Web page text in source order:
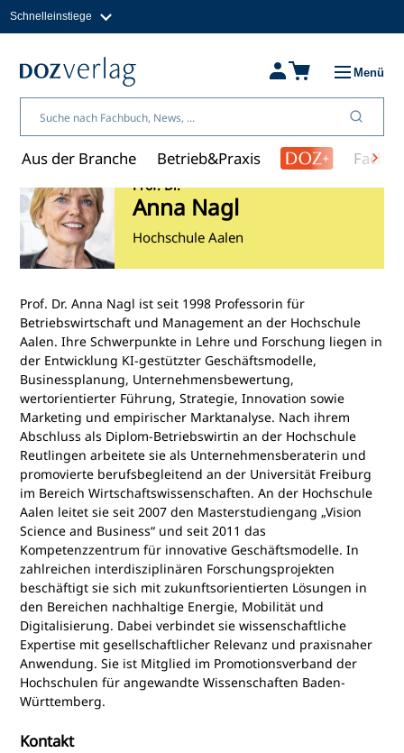
Inhalt
Schnelleinstiege
Fachbücher & Shop
Über uns
Menü
Aus der Branche Betrieb&Praxis
Prof. Dr.
Anna Nagl
Hochschule Aalen
Prof. Dr. Anna Nagl ist seit 1998 Professorin für
Betriebswirtschaft und Management an der Hochschule
Aalen. Ihre Schwerpunkte in Lehre und Forschung liegen in
der Entwicklung KI-gestützter Geschäftsmodelle,
Businessplanung, Unternehmensbewertung,
wertorientierter Führung, Strategie, Innovation sowie
Marketing und empirischer Marktanalyse. Nach ihrem
Abschluss als Diplom-Betriebswirtin an der Hochschule
Reutlingen arbeitete sie als Unternehmensberaterin und
promovierte berufsbegleitend an der Universität Freiburg
im Bereich Wirtschaftswissenschaften. An der Hochschule
Aalen leitet sie seit 2007 den Masterstudiengang „Vision
Science and Business“ und seit 2011 das
Kompetenzzentrum für innovative Geschäftsmodelle. In
zahlreichen interdisziplinären Forschungsprojekten
beschäftigt sie sich mit zukunftsorientierten Lösungen in
den Bereichen nachhaltige Energie, Mobilität und
Digitalisierung. Dabei verbindet sie wissenschaftliche
Expertise mit gesellschaftlicher Relevanz und praxisnaher
Anwendung. Sie ist Mitglied im Promotionsverband der
Hochschulen für angewandte Wissenschaften Baden-
Württemberg.
Kontakt